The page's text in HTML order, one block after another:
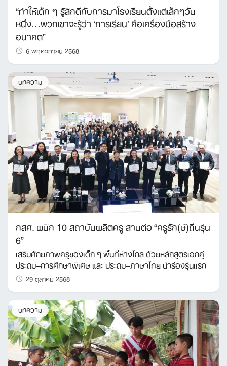
“ทำให้เด็ก ๆ รู้สึกดีกับการมาโรงเรียนตั้งแต่เล็กๆวัน
หนึ่ง…พวกเขาจะรู้ว่า ‘การเรียน’ คือเครื่องมือสร้าง
อนาคต”
6 พฤศจิกายน 2568
บทความ
กสศ. ผนึก 10 สถาบันผลิตครู สานต่อ “ครูรัก(ษ์)ถิ่นรุ่น
6”
เสริมศักยภาพครูของเด็ก ๆ พื้นที่ห่างไกล ด้วยหลักสูตรเอกคู่
ประถม–การศึกษาพิเศษ และ ประถม–ภาษาไทย นำร่องรุ่นแรก
29 ตุลาคม 2568
บทความ